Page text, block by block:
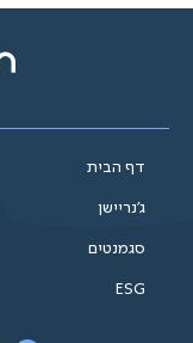
דף הבית
ג'נריישן
סגמנטים
ESG